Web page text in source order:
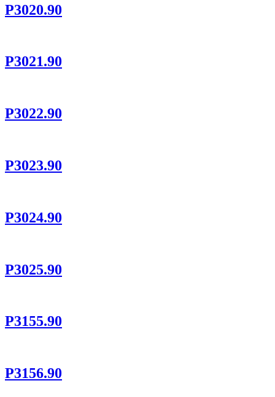
P3020.90
P3021.90
P3022.90
P3023.90
P3024.90
P3025.90
P3155.90
P3156.90